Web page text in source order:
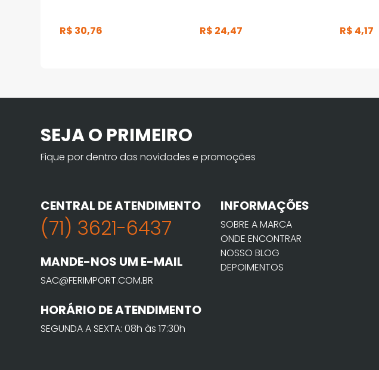
R$ 30,76 R$ 24,47 R$ 4,17
SEJA O PRIMEIRO
Fique por dentro das novidades e promoções
CENTRAL DE ATENDIMENTO
(71) 3621-6437
MANDE-NOS UM E-MAIL
SAC@FERIMPORT.COM.BR
HORÁRIO DE ATENDIMENTO
SEGUNDA A SEXTA: 08h às 17:30h
INFORMAÇÕES
SOBRE A MARCA
ONDE ENCONTRAR
NOSSO BLOG
DEPOIMENTOS